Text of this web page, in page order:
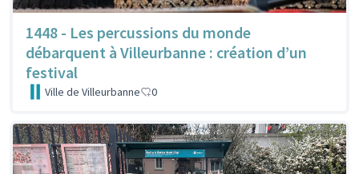
1448 - Les percussions du monde
débarquent à Villeurbanne : création d’un
festival
Ville de Villeurbanne 0